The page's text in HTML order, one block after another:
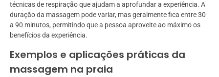
técnicas de respiração que ajudam a aprofundar a experiência. A
duração da massagem pode variar, mas geralmente fica entre 30
a 90 minutos, permitindo que a pessoa aproveite ao máximo os
benefícios da experiência.
Exemplos e aplicações práticas da
massagem na praia